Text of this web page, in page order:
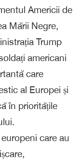
Americii de
Mării Negre,
Trump
americani
care
al Europei și
în prioritățile
care au